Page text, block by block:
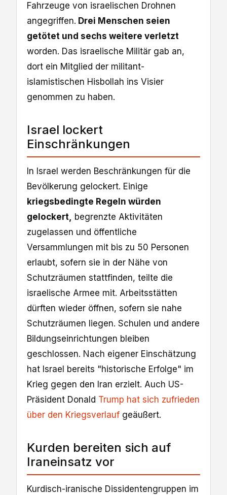
Fahrzeuge von israelischen Drohnen
angegriffen. Drei Menschen seien
getötet und sechs weitere verletzt
worden. Das israelische Militär gab an,
dort ein Mitglied der militant-
islamistischen Hisbollah ins Visier
genommen zu haben.
Israel lockert
Einschränkungen
In Israel werden Beschränkungen für die
Bevölkerung gelockert. Einige
kriegsbedingte Regeln würden
gelockert, begrenzte Aktivitäten
zugelassen und öffentliche
Versammlungen mit bis zu 50 Personen
erlaubt, sofern sie in der Nähe von
Schutzräumen stattfinden, teilte die
israelische Armee mit. Arbeitsstätten
dürften wieder öffnen, sofern sie nahe
Schutzräumen liegen. Schulen und andere
Bildungseinrichtungen bleiben
geschlossen. Nach eigener Einschätzung
hat Israel bereits "historische Erfolge" im
Krieg gegen den Iran erzielt. Auch US-
Präsident Donald Trump hat sich zufrieden
über den Kriegsverlauf geäußert.
Kurden bereiten sich auf
Iraneinsatz vor
Kurdisch-iranische Dissidentengruppen im